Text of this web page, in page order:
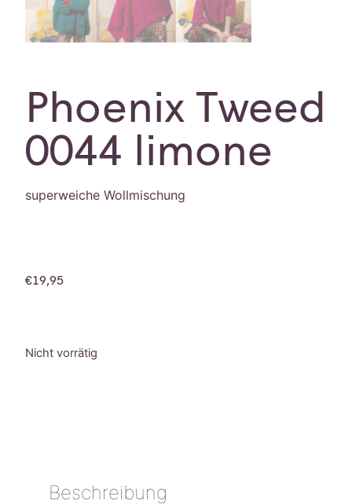
Phoenix Tweed
0044 limone
superweiche Wollmischung
€19,95
Nicht vorrätig
Beschreibung